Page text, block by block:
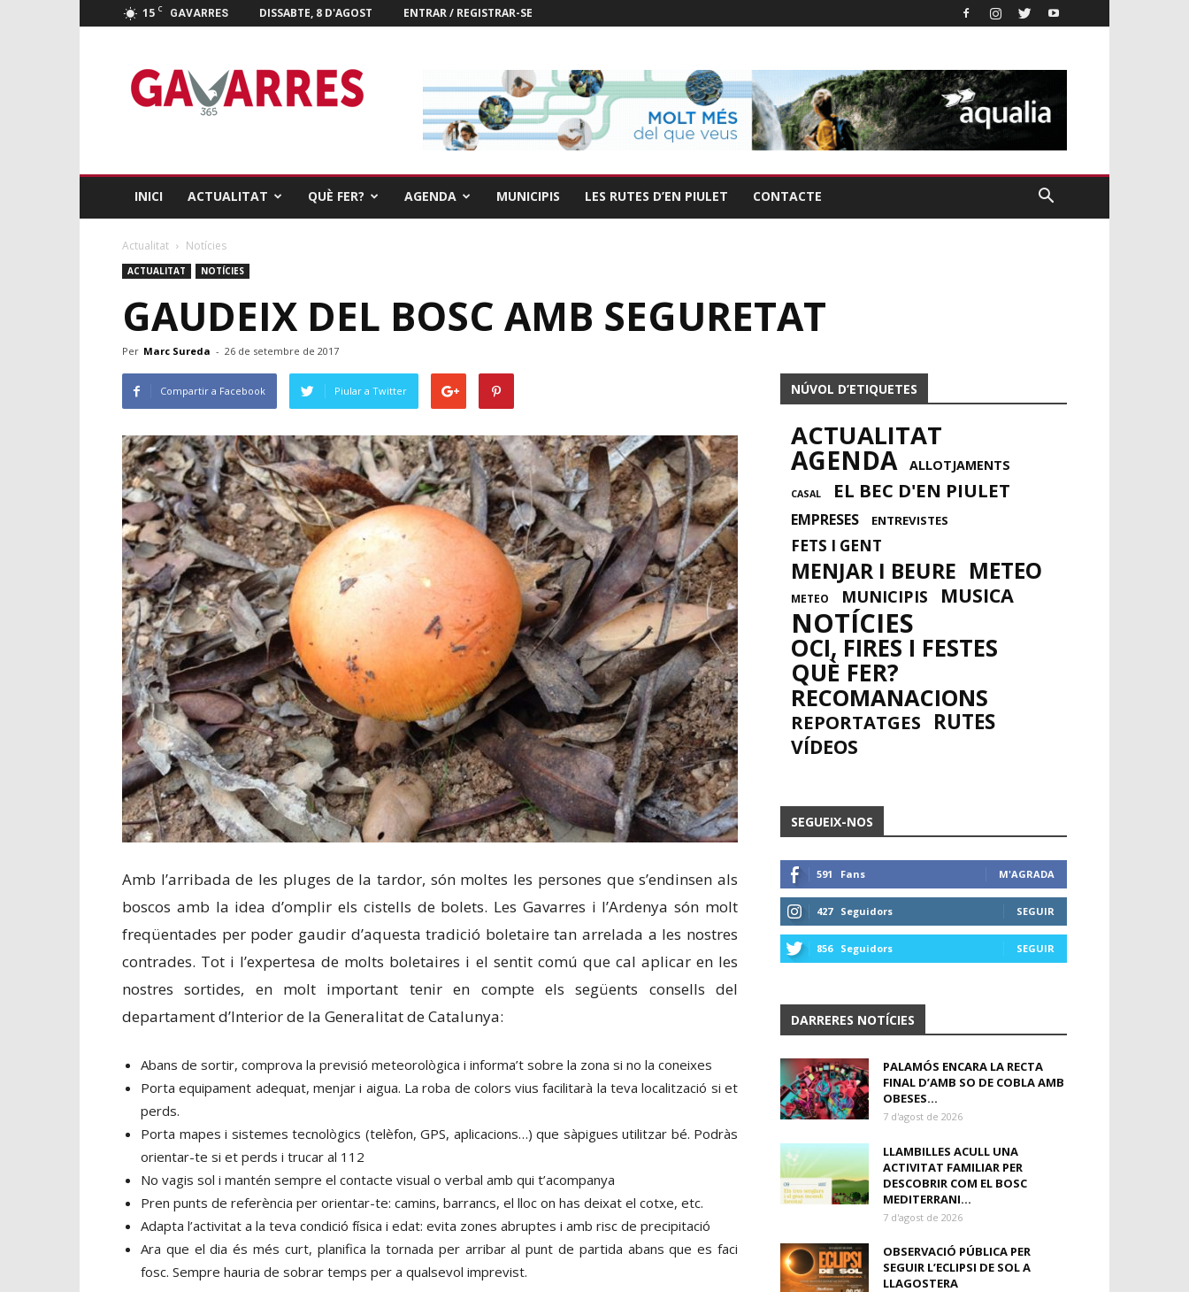
15 C GAVARRES DISSABTE, 8 D'AGOST ENTRAR / REGISTRAR-SE
365
INICI ACTUALITAT QUÈ FER? AGENDA MUNICIPIS LES RUTES D’EN PIULET CONTACTE
Actualitat Notícies
ACTUALITAT NOTÍCIES
GAUDEIX DEL BOSC AMB SEGURETAT
Per Marc Sureda - 26 de setembre de 2017
Compartir a Facebook Piular a Twitter
Amb l’arribada de les pluges de la tardor, són moltes les persones que s’endinsen als
boscos amb la idea d’omplir els cistells de bolets. Les Gavarres i l’Ardenya són molt
freqüentades per poder gaudir d’aquesta tradició boletaire tan arrelada a les nostres
contrades. Tot i l’expertesa de molts boletaires i el sentit comú que cal aplicar en les
nostres sortides, en molt important tenir en compte els següents consells del
departament d’Interior de la Generalitat de Catalunya:
Abans de sortir, comprova la previsió meteorològica i informa’t sobre la zona si no la coneixes
Porta equipament adequat, menjar i aigua. La roba de colors vius facilitarà la teva localització si et
perds.
Porta mapes i sistemes tecnològics (telèfon, GPS, aplicacions…) que sàpigues utilitzar bé. Podràs
orientar-te si et perds i trucar al 112
No vagis sol i mantén sempre el contacte visual o verbal amb qui t’acompanya
Pren punts de referència per orientar-te: camins, barrancs, el lloc on has deixat el cotxe, etc.
Adapta l’activitat a la teva condició física i edat: evita zones abruptes i amb risc de precipitació
Ara que el dia és més curt, planifica la tornada per arribar al punt de partida abans que es faci
fosc. Sempre hauria de sobrar temps per a qualsevol imprevist.
NÚVOL D’ETIQUETES
ACTUALITAT
AGENDA ALLOTJAMENTS
CASAL EL BEC D'EN PIULET
EMPRESES ENTREVISTES
FETS I GENT
MENJAR I BEURE METEO
METEO MUNICIPIS MUSICA
NOTÍCIES
OCI, FIRES I FESTES
QUÈ FER?
RECOMANACIONS
REPORTATGES RUTES
VÍDEOS
SEGUEIX-NOS
591 Fans M'AGRADA
427 Seguidors SEGUIR
856 Seguidors SEGUIR
DARRERES NOTÍCIES
PALAMÓS ENCARA LA RECTA
FINAL D’AMB SO DE COBLA AMB
OBESES...
7 d'agost de 2026
LLAMBILLES ACULL UNA
ACTIVITAT FAMILIAR PER
DESCOBRIR COM EL BOSC
MEDITERRANI...
7 d'agost de 2026
OBSERVACIÓ PÚBLICA PER
SEGUIR L’ECLIPSI DE SOL A
LLAGOSTERA